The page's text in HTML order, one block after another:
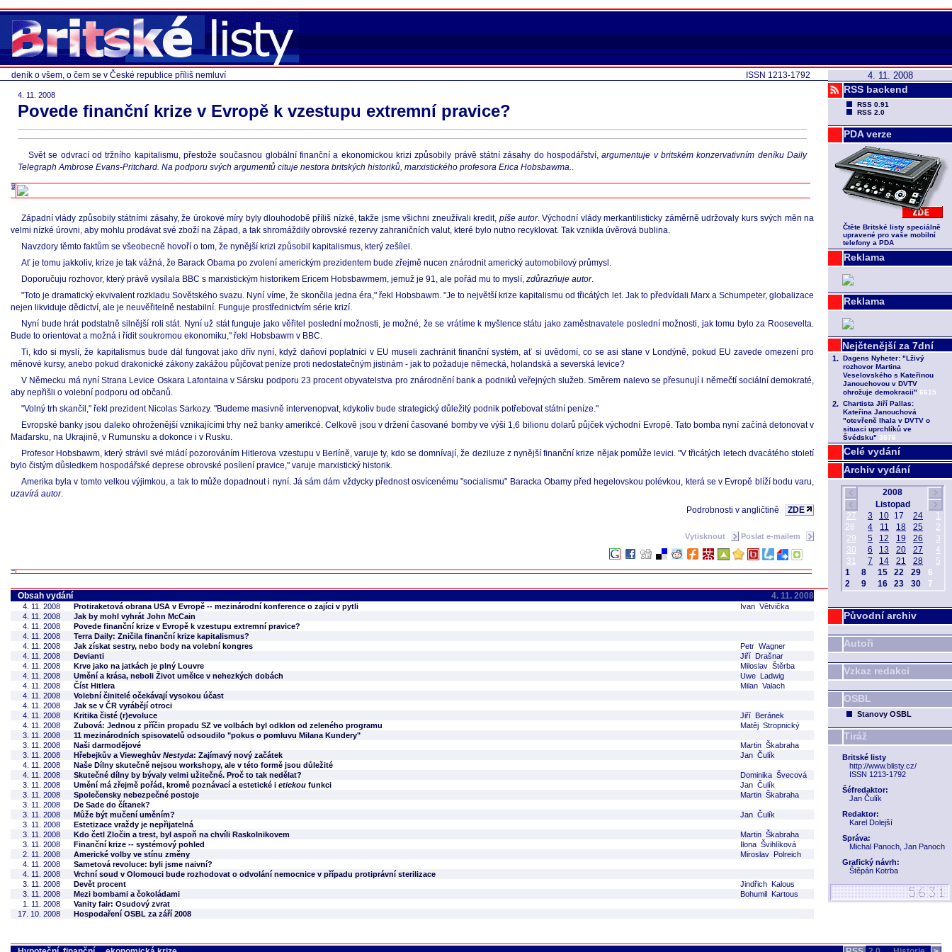
4. 11. 2008
RSS backend
RSS 0.91
RSS 2.0
PDA verze
Čtěte Britské listy speciálně
upravené pro vaše mobilní
telefony a PDA
Reklama
Reklama
Celé vydání
Archiv vydání
Původní archiv
Autoři
Vzkaz redakci
OSBL
Stanovy OSBL
Tiráž
Britské listy
http://www.blisty.cz/
ISSN 1213-1792
Šéfredaktor:
Jan Čulík
Redaktor:
Karel Dolejší
Správa:
Michal Panoch, Jan Panoch
Grafický návrh:
Štěpán Kotrba
ISSN 1213-1792
deník o všem, o čem se v České republice příliš nemluví
4. 11. 2008
Povede finanční krize v Evropě k vzestupu extremní pravice?
Svět se odvrací od tržního kapitalismu, přestože současnou globální finanční a ekonomickou krizi způsobily právě státní zásahy do hospodářství,argumentuje v britském konzervativním deníku Daily
Telegraph Ambrose Evans-Pritchard. Na podporu svých argumentů cituje nestora britských historiků, marxistického profesora Erica Hobsbawma..
Západní vlády způsobily státními zásahy, že úrokové míry byly dlouhodobě příliš nízké, takže jsme všichni zneužívali kredit, píše autor. Východní vlády merkantilisticky záměrně udržovaly kurs svých měn na
velmi nízké úrovni, aby mohlu prodávat své zboží na Západ, a tak shromáždily obrovské rezervy zahraničních valut, které bylo nutno recyklovat. Tak vznikla úvěrová bublina.
Navzdory těmto faktům se všeobecně hovoří o tom, že nynější krizi způsobil kapitalismus, který zešílel.
Ať je tomu jakkoliv, krize je tak vážná, že Barack Obama po zvolení americkým prezidentem bude zřejmě nucen znárodnit americký automobilový průmysl.
Doporučuju rozhovor, který právě vysílala BBC s marxistickým historikem Ericem Hobsbawmem, jemuž je 91, ale pořád mu to myslí, zdůrazňuje autor.
"Toto je dramatický ekvivalent rozkladu Sovětského svazu. Nyní víme, že skončila jedna éra," řekl Hobsbawm. "Je to největší krize kapitalismu od třicátých let. Jak to předvídali Marx a Schumpeter, globalizace
nejen likviduje dědictví, ale je neuvěřitelně nestabilní. Funguje prostřednictvím série krizí.
Nyní bude hrát podstatně silnější roli stát. Nyní už stát funguje jako věřitel poslední možnosti, je možné, že se vrátíme k myšlence státu jako zaměstnavatele poslední možnosti, jak tomu bylo za Roosevelta.
Bude to orientovat a možná i řídit soukromou ekonomiku," řekl Hobsbawm v BBC.
Ti, kdo si myslí, že kapitalismus bude dál fungovat jako dřív nyní, když daňoví poplatníci v EU museli zachránit finanční systém, ať si uvědomí, co se asi stane v Londýně, pokud EU zavede omezení pro
měnové kursy, anebo pokud drakonické zákony zakážou půjčovat peníze proti nedostatečným jistinám - jak to požaduje německá, holandská a severská levice?
V Německu má nyní Strana Levice Oskara Lafontaina v Sársku podporu 23 procent obyvatelstva pro znárodnění bank a podniků veřejných služeb. Směrem nalevo se přesunují i němečtí sociální demokraté,
aby nepřišli o volební podporu od občanů.
"Volný trh skančil," řekl prezident Nicolas Sarkozy. "Budeme masivně intervenopvat, kdykoliv bude strategický důležitý podnik potřebovat státní peníze."
Evropské banky jsou daleko ohroženější vznikajícími trhy než banky amerikcé. Celkově jsou v držení časované bomby ve výši 1,6 bilionu dolarů půjček východní Evropě. Tato bomba nyní začíná detonovat v
Maďarsku, na Ukrajině, v Rumunsku a dokonce i v Rusku.
Profesor Hobsbawm, který strávil své mládí pozorováním Hitlerova vzestupu v Berlíně, varuje ty, kdo se domnívají, že deziluze z nynější finanční krize nějak pomůže levici. "V třicátých letech dvacátého století
bylo čistým důsledkem hospodářské deprese obrovské posílení pravice," varuje marxistický historik.
Amerika byla v tomto velkou výjimkou, a tak to může dopadnout i nyní. Já sám dám vždycky přednost osvícenému "socialismu" Baracka Obamy před hegelovskou polévkou, která se v Evropě blíží bodu varu,
uzavírá autor.
Podrobnosti v angličtině
ZDE
Vytisknout Poslat e-mailem
Obsah vydání 4. 11. 2008
4. 11. 2008 Protiraketová obrana USA v Evropě -- mezinárodní konference o zajíci v pytli
Ivan Větvička
4. 11. 2008
Jak by mohl vyhrát John McCain
4. 11. 2008
Povede finanční krize v Evropě k vzestupu extremní pravice?
4. 11. 2008
Terra Daily: Zničila finanční krize kapitalismus?
4. 11. 2008
Jak získat sestry, nebo body na volební kongres
Petr Wagner
4. 11. 2008
Devianti
Jiří Drašnar
4. 11. 2008
Krve jako na jatkách je plný Louvre
Miloslav Štěrba
4. 11. 2008
Umění a krása, neboli Život umělce v nehezkých dobách
Uwe Ladwig
4. 11. 2008
Číst Hitlera
Milan Valach
4. 11. 2008
Volební činitelé očekávají vysokou účast
4. 11. 2008
Jak se v ČR vyrábějí otroci
4. 11. 2008
Kritika čisté (r)evoluce
Jiří Beránek
4. 11. 2008
Zubová: Jednou z příčin propadu SZ ve volbách byl odklon od zeleného programu
Matěj Stropnický
3. 11. 2008
11 mezinárodních spisovatelů odsoudilo "pokus o pomluvu Milana Kundery"
3. 11. 2008
Naši darmodějové
Martin Škabraha
3. 11. 2008
Hřebejkův a Vieweghův Nestyda: Zajímavý nový začátek
Jan Čulík
4. 11. 2008
Naše Dílny skutečně nejsou workshopy, ale v této formě jsou důležité
4. 11. 2008
Skutečné dílny by bývaly velmi užitečné. Proč to tak nedělat?
Dominika Švecová
3. 11. 2008
Umění má zřejmě pořád, kromě poznávací a estetické i etickou funkci
Jan Čulík
3. 11. 2008
Společensky nebezpečné postoje
Martin Škabraha
3. 11. 2008
De Sade do čítanek?
3. 11. 2008
Může být mučení uměním?
Jan Čulík
3. 11. 2008
Estetizace vraždy je nepřijatelná
3. 11. 2008
Kdo četl Zločin a trest, byl aspoň na chvíli Raskolnikovem
Martin Škabraha
3. 11. 2008
Finanční krize -- systémový pohled
Ilona Švihlíková
2. 11. 2008
Americké volby ve stínu změny
Miroslav Polreich
4. 11. 2008
Sametová revoluce: byli jsme naivní?
4. 11. 2008
Vrchní soud v Olomouci bude rozhodovat o odvolání nemocnice v případu protiprávní sterilizace
3. 11. 2008
Devět procent
Jindřich Kalous
3. 11. 2008
Mezi bombami a čokoládami
Bohumil Kartous
1. 11. 2008
Vanity fair: Osudový zvrat
17. 10. 2008
Hospodaření OSBL za září 2008